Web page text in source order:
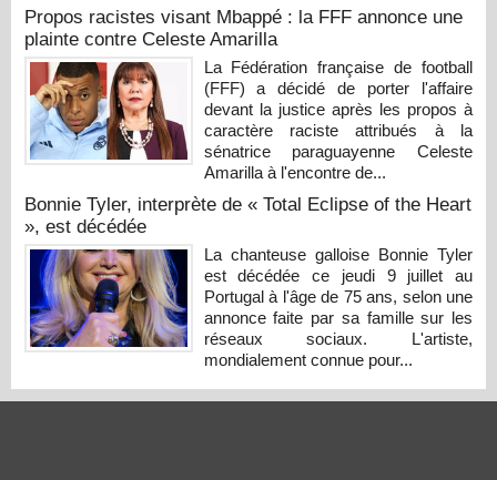
Propos racistes visant Mbappé : la FFF annonce une
plainte contre Celeste Amarilla
La Fédération française de football
(FFF) a décidé de porter l'affaire
devant la justice après les propos à
caractère raciste attribués à la
sénatrice paraguayenne Celeste
Amarilla à l'encontre de...
Bonnie Tyler, interprète de « Total Eclipse of the Heart
», est décédée
La chanteuse galloise Bonnie Tyler
est décédée ce jeudi 9 juillet au
Portugal à l'âge de 75 ans, selon une
annonce faite par sa famille sur les
réseaux sociaux. L'artiste,
mondialement connue pour...